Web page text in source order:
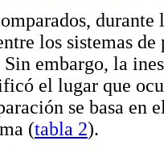
durante
los sistemas
embargo, la
el lugar que
se basa en
(tabla 2).